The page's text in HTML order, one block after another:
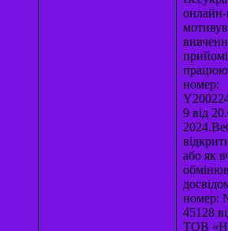
номер:
9 від
або як
номер:
45128
ТОВ